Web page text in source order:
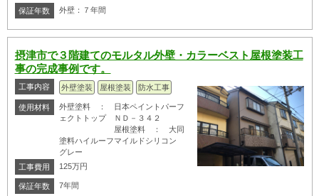
保証年数 外壁：７年間
摂津市で３階建てのモルタル外壁・カラーベスト屋根塗装工
事の完成事例です。
工事内容 外壁塗装 屋根塗装 防水工事
使用材料
外壁塗料 ： 日本ペイントパーフ
ェクトトップ ＮＤ－３４２
屋根塗料 ： 大同
塗料ハイルーフマイルドシリコン
グレー
工事費用
125万円
保証年数 7年間